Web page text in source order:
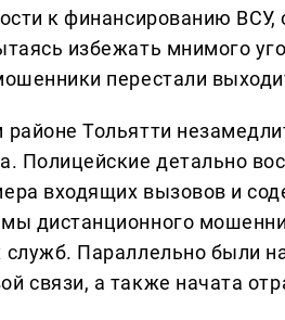
к финансированию ВСУ,
избежать мнимого
перестали
Тольятти
Полицейские детально
входящих вызовов и
дистанционного
Параллельно были
связи, а также начата